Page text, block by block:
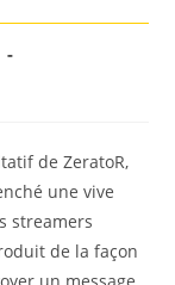
de ZeratoR,
une vive
streamers
de la façon